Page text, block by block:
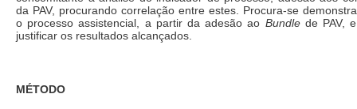
da PAV, procurando correlação entre estes. Procura-se
o processo assistencial, a partir da adesão ao Bundlede PAV,
justificar os resultados alcançados.
MÉTODO